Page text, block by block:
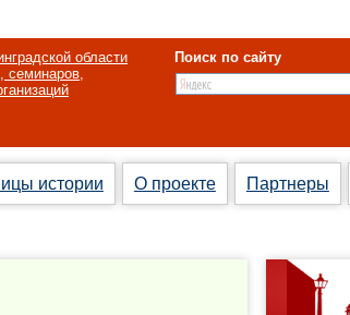
области
семинаров,
Поиск по сайту
истории О проекте Партнеры